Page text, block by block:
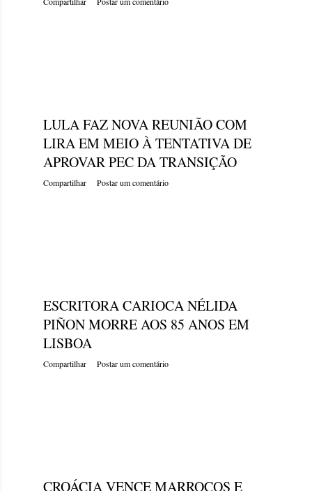
LULA FAZ NOVA REUNIÃO COM
LIRA EM MEIO À TENTATIVA DE
APROVAR PEC DA TRANSIÇÃO
Compartilhar Postar um comentário
ESCRITORA CARIOCA NÉLIDA
PIÑON MORRE AOS 85 ANOS EM
LISBOA
Compartilhar Postar um comentário
CROÁCIA VENCE MARROCOS E